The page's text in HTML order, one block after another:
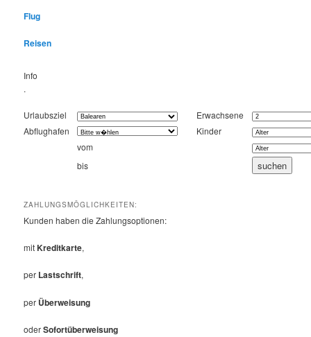
Flug
Reisen
Info
.
Urlaubsziel
Erwachsene
Abflughafen
Kinder
vom
bis
ZAHLUNGSMÖGLICHKEITEN:
Kunden haben die Zahlungsoptionen:
mitKreditkarte,
per Lastschrift,
per Überweisung
oderSofortüberweisung